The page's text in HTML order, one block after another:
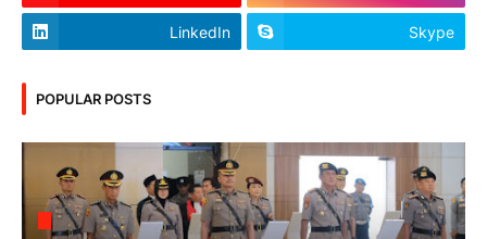
LinkedIn Skype
POPULAR POSTS